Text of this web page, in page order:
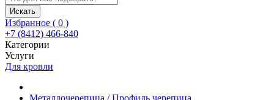
Искать
Избранное ( 0 )
+7 (8412) 466-840
Категории
Услуги
Для кровли
Металлочерепица / Профиль черепица